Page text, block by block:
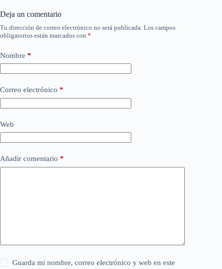
Deja un comentario
Tu dirección de correo electrónico no será publicada. Los campos
obligatorios están marcados con *
Nombre *
Correo electrónico *
Web
Añadir comentario *
Guarda mi nombre, correo electrónico y web en este